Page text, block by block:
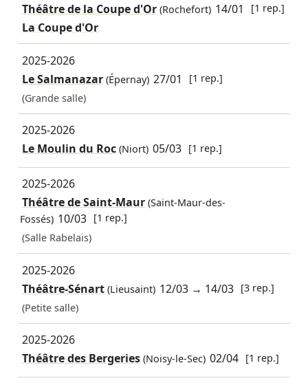
Théâtre de la Coupe d'Or(Rochefort) 14/01 [1 rep.]
La Coupe d'Or
2025-2026
Le Salmanazar(Épernay) 27/01
[1 rep.]
(Grande salle)
2025-2026
Le Moulin du Roc(Niort) 05/03 [1 rep.]
2025-2026
Théâtre de Saint-Maur(Saint-Maur-des-
Fossés) 10/03 [1 rep.]
(Salle Rabelais)
2025-2026
Théâtre-Sénart(Lieusaint) 12/03 → 14/03 [3 rep.]
(Petite salle)
2025-2026
Théâtre des Bergeries(Noisy-le-Sec) 02/04 [1 rep.]